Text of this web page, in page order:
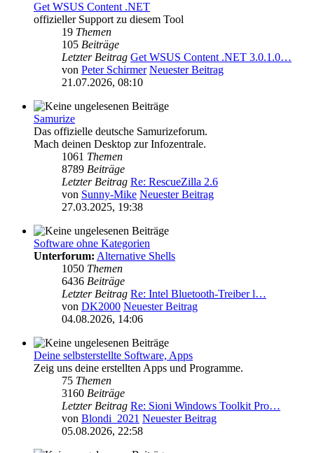
Get WSUS Content .NET
offizieller Support zu diesem Tool
19 Themen
105 Beiträge
Letzter Beitrag Get WSUS Content .NET 3.0.1.0…
von Peter Schirmer Neuester Beitrag
21.07.2026, 08:10
Samurize
Das offizielle deutsche Samurizeforum.
Mach deinen Desktop zur Infozentrale.
1061 Themen
8789 Beiträge
Letzter Beitrag Re: RescueZilla 2.6
von Sunny-Mike Neuester Beitrag
27.03.2025, 19:38
Software ohne Kategorien
Unterforum: Alternative Shells
1050 Themen
6436 Beiträge
Letzter Beitrag Re: Intel Bluetooth-Treiber l…
von DK2000 Neuester Beitrag
04.08.2026, 14:06
Deine selbsterstellte Software, Apps
Zeig uns deine erstellten Apps und Programme.
75 Themen
3160 Beiträge
Letzter Beitrag Re: Sioni Windows Toolkit Pro…
von Blondi_2021 Neuester Beitrag
05.08.2026, 22:58